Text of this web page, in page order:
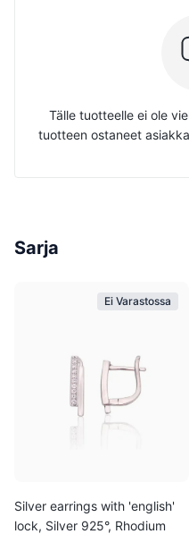
Tälle tuotteelle ei ole
tuotteen ostaneet
Sarja
Ei Varastossa
Silver earrings with 'english'
lock, Silver 925°, Rhodium